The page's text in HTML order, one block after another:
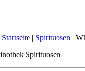
Startseite | Spirituosen |